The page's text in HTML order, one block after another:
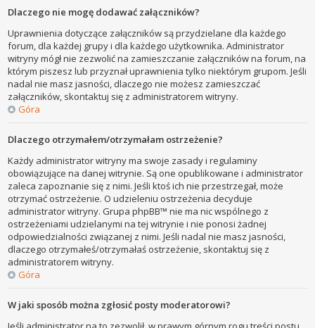
Dlaczego nie mogę dodawać załączników?
Uprawnienia dotyczące załączników są przydzielane dla każdego
forum, dla każdej grupy i dla każdego użytkownika. Administrator
witryny mógł nie zezwolić na zamieszczanie załączników na forum, na
którym piszesz lub przyznał uprawnienia tylko niektórym grupom. Jeśli
nadal nie masz jasności, dlaczego nie możesz zamieszczać
załączników, skontaktuj się z administratorem witryny.
Góra
Dlaczego otrzymałem/otrzymałam ostrzeżenie?
Każdy administrator witryny ma swoje zasady i regulaminy
obowiązujące na danej witrynie. Są one opublikowane i administrator
zaleca zapoznanie się z nimi. Jeśli ktoś ich nie przestrzegał, może
otrzymać ostrzeżenie. O udzieleniu ostrzeżenia decyduje
administrator witryny. Grupa phpBB™ nie ma nic wspólnego z
ostrzeżeniami udzielanymi na tej witrynie i nie ponosi żadnej
odpowiedzialności związanej z nimi. Jeśli nadal nie masz jasności,
dlaczego otrzymałeś/otrzymałaś ostrzeżenie, skontaktuj się z
administratorem witryny.
Góra
W jaki sposób można zgłosić posty moderatorowi?